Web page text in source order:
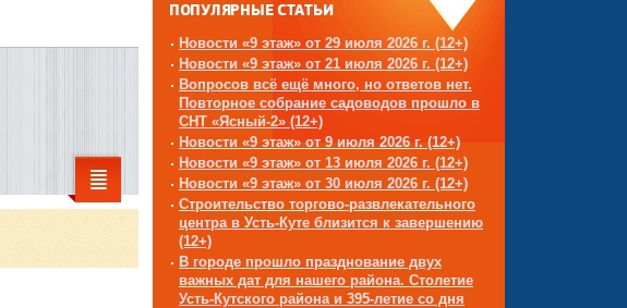
ПОПУЛЯРНЫЕ СТАТЬИ
Новости «9 этаж» от 29 июля 2026 г. (12+)
Новости «9 этаж» от 21 июля 2026 г. (12+)
Вопросов всё ещё много, но ответов нет.
Повторное собрание садоводов прошло в
СНТ «Ясный-2» (12+)
Новости «9 этаж» от 9 июля 2026 г. (12+)
Новости «9 этаж» от 13 июля 2026 г. (12+)
Новости «9 этаж» от 30 июля 2026 г. (12+)
Строительство торгово-развлекательного
центра в Усть-Куте близится к завершению
(12+)
В городе прошло празднование двух
важных дат для нашего района. Столетие
Усть-Кутского района и 395-летие со дня